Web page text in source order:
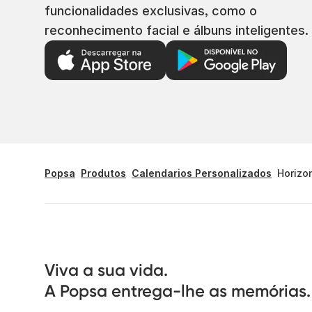
funcionalidades exclusivas, como o
reconhecimento facial e álbuns inteligentes.
Popsa Produtos Calendarios Personalizados
Viva a sua vida.
A Popsa entrega-lhe as memórias.